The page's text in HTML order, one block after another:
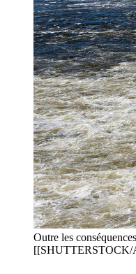
Outre les